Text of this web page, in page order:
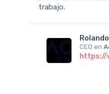
trabajo.
CEO en
https://